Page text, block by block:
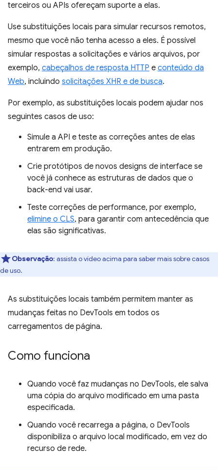
terceiros ou APIs ofereçam suporte a elas.
Use substituições locais para simular recursos remotos,
mesmo que você não tenha acesso a eles. É possível
simular respostas a solicitações e vários arquivos, por
exemplo, cabeçalhos de resposta HTTP e conteúdo da
Web, incluindo solicitações XHR e de busca.
Por exemplo, as substituições locais podem ajudar nos
seguintes casos de uso:
Simule a API e teste as correções antes de elas
entrarem em produção.
Crie protótipos de novos designs de interface se
você já conhece as estruturas de dados que o
back-end vai usar.
Teste correções de performance, por exemplo,
elimine o CLS, para garantir com antecedência que
elas são significativas.
Observação: assista o vídeo acima para saber mais sobre casos
de uso.
As substituições locais também permitem manter as
mudanças feitas no DevTools em todos os
carregamentos de página.
Como funciona
Quando você faz mudanças no DevTools, ele salva
uma cópia do arquivo modificado em uma pasta
especificada.
Quando você recarrega a página, o DevTools
disponibiliza o arquivo local modificado, em vez do
recurso de rede.